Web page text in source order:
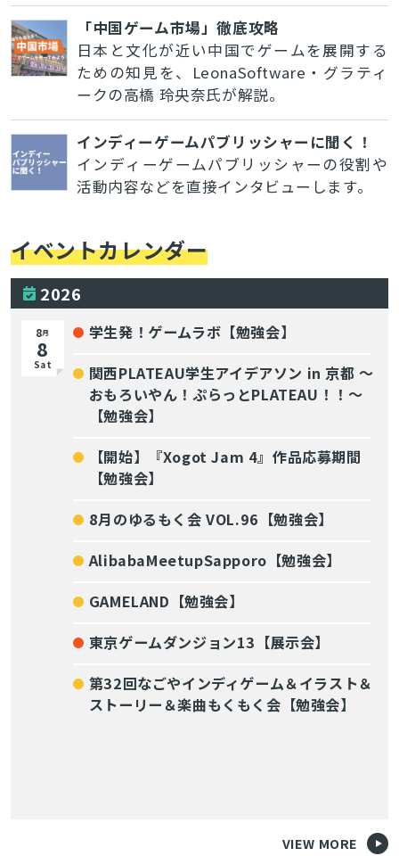
「中国ゲーム市場」徹底攻略
日本と文化が近い中国でゲームを展開する
ための知見を、LeonaSoftware・グラティ
ークの高橋 玲央奈氏が解説。
インディーゲームパブリッシャーに聞く！
インディーゲームパブリッシャーの役割や
活動内容などを直接インタビューします。
イベントカレンダー
2026
8月
8
Sat
学生発！ゲームラボ【勉強会】
関西PLATEAU学生アイデアソン in 京都 〜
おもろいやん！ぷらっとPLATEAU！！〜
【勉強会】
【開始】『Xogot Jam 4』作品応募期間
【勉強会】
8月のゆるもく会 VOL.96【勉強会】
AlibabaMeetupSapporo【勉強会】
GAMELAND【勉強会】
東京ゲームダンジョン13【展示会】
第32回なごやインディゲーム＆イラスト＆
ストーリー＆楽曲もくもく会【勉強会】
VIEW MORE